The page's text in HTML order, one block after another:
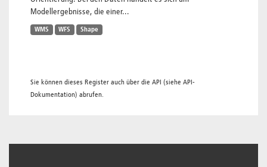
Modellergebnisse, die einer...
WMS WFS Shape
Sie können dieses Register auch über die API (siehe API-
Dokumentation) abrufen.